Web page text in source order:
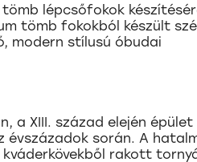
lépcsőfokok
tömb fokokból készült
modern stílusú óbudai
a XIII. század elején épület
során. A
kváderkövekből rakott